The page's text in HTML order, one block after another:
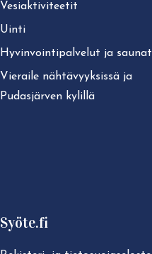
Ve­siak­ti­vi­tee­tit
Uinti
Hy­vin­voin­ti­pal­ve­lut ja saunat
Vieraile näh­tä­vyyk­sis­sä ja
Pudasjärven kylillä
Syöte.fi